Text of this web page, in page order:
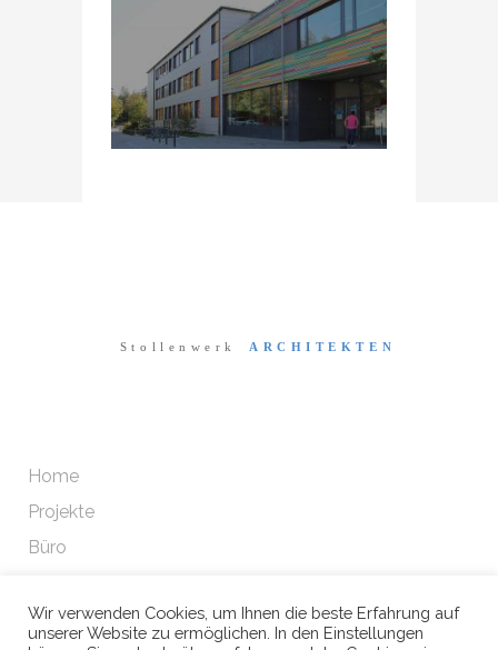
Home
Projekte
Büro
Datenschutz
Wir verwenden Cookies, um Ihnen die beste Erfahrung auf
unserer Website zu ermöglichen. In den Einstellungen